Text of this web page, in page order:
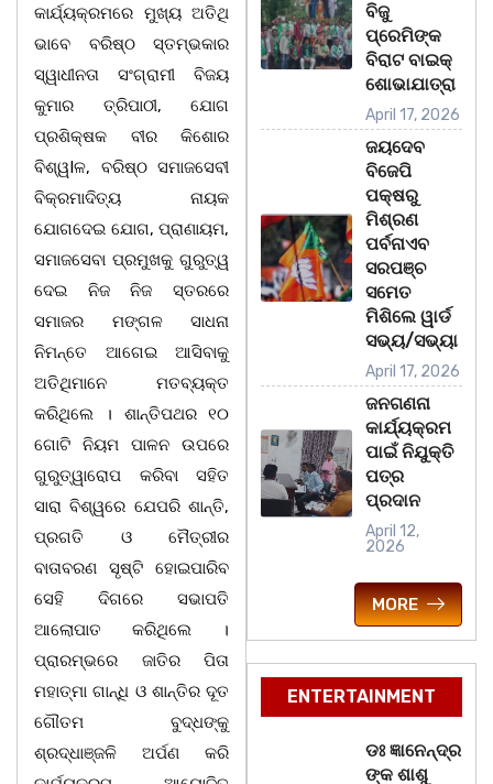
କାର୍ଯ୍ୟକ୍ରମରେ ମୁଖ୍ୟ ଅତିଥି
ଭାବେ ବରିଷ୍ଠ ସ୍ତମ୍ଭକାର
ସ୍ୱାଧୀନତା ସଂଗ୍ରାମୀ ବିଜୟ
କୁମାର ତ୍ରିପାଠୀ, ଯୋଗ
ପ୍ରଶିକ୍ଷକ ବୀର କିଶୋର
ବିଶ୍ୱIଳ, ବରିଷ୍ଠ ସମାଜସେବୀ
ବିକ୍ରମାଦିତ୍ୟ ନାୟକ
ଯୋଗଦେଇ ଯୋଗ, ପ୍ରାଣାୟମ,
ସମାଜସେବା ପ୍ରମୁଖକୁ ଗୁରୁତ୍ୱ
ଦେଇ ନିଜ ନିଜ ସ୍ତରରେ
ସମାଜର ମଙ୍ଗଳ ସାଧନା
ନିମନ୍ତେ ଆଗେଇ ଆସିବାକୁ
ଅତିଥିମାନେ ମତବ୍ୟକ୍ତ
କରିଥିଲେ । ଶାନ୍ତିପଥର ୧୦
ଗୋଟି ନିୟମ ପାଳନ ଉପରେ
ଗୁରୁତ୍ୱାରୋପ କରିବା ସହିତ
ସାରା ବିଶ୍ୱରେ ଯେପରି ଶାନ୍ତି,
ପ୍ରଗତି ଓ ମୈତ୍ରୀର
ବାତାବରଣ ସୃଷ୍ଟି ହୋଇପାରିବ
ସେହି ଦିଗରେ ସଭାପତି
ଆଲୋପାତ କରିଥିଲେ ।
ପ୍ରାରମ୍ଭରେ ଜାତିର ପିତା
ମହାତ୍ମା ଗାନ୍ଧି ଓ ଶାନ୍ତିର ଦୂତ
ଗୌତମ ବୁଦ୍ଧଙ୍କୁ
ଶ୍ରଦ୍ଧାଞ୍ଜଳି ଅର୍ପଣ କରି
ବିଜୁ
ପ୍ରେମିଙ୍କ
ବିରାଟ ବାଇକ୍
ଶୋଭାଯାତ୍ରା
April 17, 2026
ଜୟଦେବ
ବିଜେପି
ପକ୍ଷରୁ
ମିଶ୍ରଣ
ପର୍ବନାଏବ
ସରପଞ୍ଚ
ସମେତ
ମିଶିଲେ ୱାର୍ଡ
ସଭ୍ୟ/ସଭ୍ୟା
April 17, 2026
ଜନଗଣନା
କାର୍ଯ୍ୟକ୍ରମ
ପାଇଁ ନିଯୁକ୍ତି
ପତ୍ର
ପ୍ରଦାନ
April 12,
2026
MORE
ENTERTAINMENT
ଡଃ ଜ୍ଞାନେନ୍ଦ୍ର
ଙ୍କ ଶାଶୁ